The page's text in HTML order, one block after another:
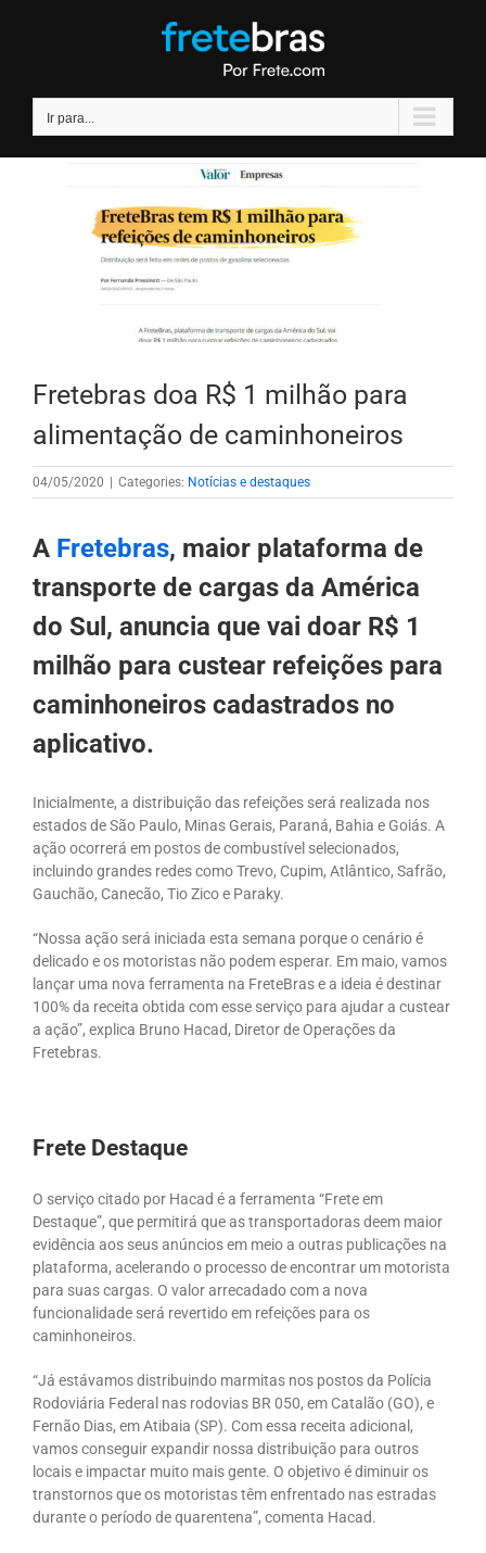
Ir para...
Fretebras doa R$ 1 milhão para
alimentação de caminhoneiros
04/05/2020 | Categories: Notícias e destaques
A Fretebras, maior plataforma de
transporte de cargas da América
do Sul, anuncia que vai doar R$ 1
milhão para custear refeições para
caminhoneiros cadastrados no
aplicativo.
Inicialmente, a distribuição das refeições será realizada nos
estados de São Paulo, Minas Gerais, Paraná, Bahia e Goiás. A
ação ocorrerá em postos de combustível selecionados,
incluindo grandes redes como Trevo, Cupim, Atlântico, Safrão,
Gauchão, Canecão, Tio Zico e Paraky.
“Nossa ação será iniciada esta semana porque o cenário é
delicado e os motoristas não podem esperar. Em maio, vamos
lançar uma nova ferramenta na FreteBras e a ideia é destinar
100% da receita obtida com esse serviço para ajudar a custear
a ação”, explica Bruno Hacad, Diretor de Operações da
Fretebras.
Frete Destaque
O serviço citado por Hacad é a ferramenta “Frete em
Destaque”, que permitirá que as transportadoras deem maior
evidência aos seus anúncios em meio a outras publicações na
plataforma, acelerando o processo de encontrar um motorista
para suas cargas. O valor arrecadado com a nova
funcionalidade será revertido em refeições para os
caminhoneiros.
“Já estávamos distribuindo marmitas nos postos da Polícia
Rodoviária Federal nas rodovias BR 050, em Catalão (GO), e
Fernão Dias, em Atibaia (SP). Com essa receita adicional,
vamos conseguir expandir nossa distribuição para outros
locais e impactar muito mais gente. O objetivo é diminuir os
transtornos que os motoristas têm enfrentado nas estradas
durante o período de quarentena”, comenta Hacad.